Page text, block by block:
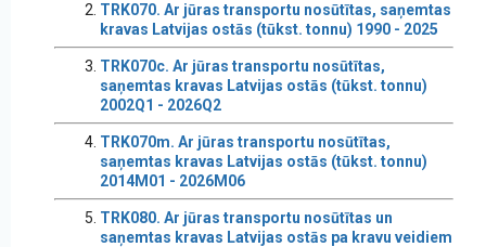
TRK070. Ar jūras transportu nosūtītas, saņemtas
kravas Latvijas ostās (tūkst. tonnu) 1990 - 2025
TRK070c. Ar jūras transportu nosūtītas,
saņemtas kravas Latvijas ostās (tūkst. tonnu)
2002Q1 - 2026Q2
TRK070m. Ar jūras transportu nosūtītas,
saņemtas kravas Latvijas ostās (tūkst. tonnu)
2014M01 - 2026M06
TRK080. Ar jūras transportu nosūtītas un
saņemtas kravas Latvijas ostās pa kravu veidiem